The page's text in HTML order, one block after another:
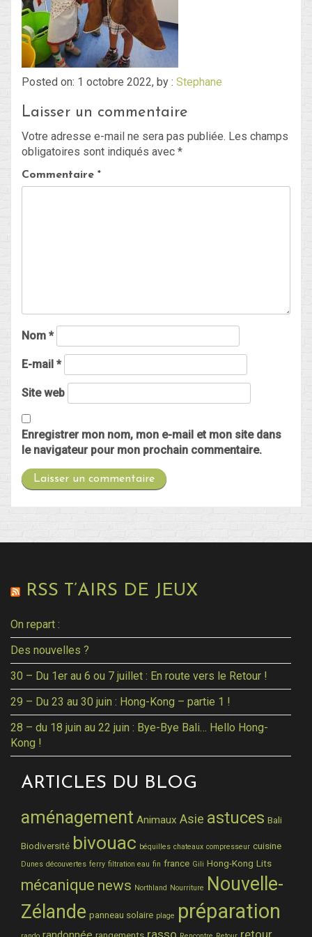
Blog
Non classé
Connexion
Flux des publications
Posted on: 1 octobre 2022, by : Stephane
Laisser un commentaire
Votre adresse e-mail ne sera pas publiée. Les champs
obligatoires sont indiqués avec *
Commentaire *
Nom *
E-mail *
Site web
Enregistrer mon nom, mon e-mail et mon site dans
le navigateur pour mon prochain commentaire.
RSS T’AIRS DE JEUX
On repart :
Des nouvelles ?
30 – Du 1er au 6 ou 7 juillet : En route vers le Retour !
29 – Du 23 au 30 juin : Hong-Kong – partie 1 !
28 – du 18 juin au 22 juin : Bye-Bye Bali… Hello Hong-
Kong !
ARTICLES DU BLOG
aménagement Animaux Asie astuces Bali
Biodiversité bivouac béquilles chateaux compresseur cuisine
Dunes découvertes ferry filtration eau fin france Gili Hong-Kong Lits
mécanique news Northland Nourriture Nouvelle-
Zélande panneau solaire plage préparation
rasso retour